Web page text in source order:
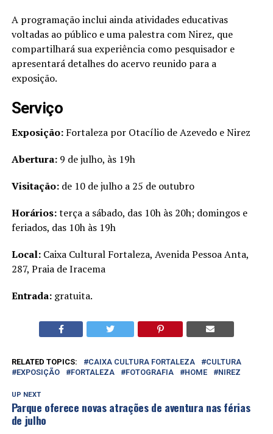
A programação inclui ainda atividades educativas
voltadas ao público e uma palestra com Nirez, que
compartilhará sua experiência como pesquisador e
apresentará detalhes do acervo reunido para a
exposição.
Serviço
Exposição:Fortaleza por Otacílio de Azevedo e Nirez
Abertura:9 de julho, às 19h
Visitação:de 10 de julho a 25 de outubro
Horários:terça a sábado, das 10h às 20h; domingos e
feriados, das 10h às 19h
Local:Caixa Cultural Fortaleza, Avenida Pessoa Anta,
287, Praia de Iracema
Entrada:gratuita.
RELATED TOPICS: CAIXA CULTURA FORTALEZA
CULTURA
EXPOSIÇÃO
FORTALEZA FOTOGRAFIA HOME NIREZ
UP NEXT
Parque oferece novas atrações de aventura nas férias
de julho